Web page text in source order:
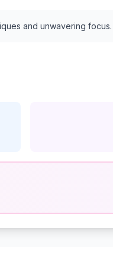
and unwavering focus.